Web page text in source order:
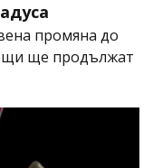
промяна до
ще продължат